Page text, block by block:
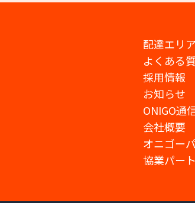
配達エリア
よくある
採用情報
お知らせ
ONIGO通
会社概要
オニゴー
協業パー